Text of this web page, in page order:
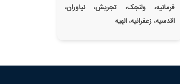
فرمانیه، ولنجک، تجریش، نیاوران،
اقدسیه، زعفرانیه، الهیه